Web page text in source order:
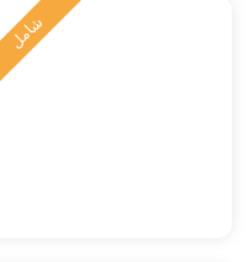
ش
ا
م
ل
ت
ر
ك
ي
ب